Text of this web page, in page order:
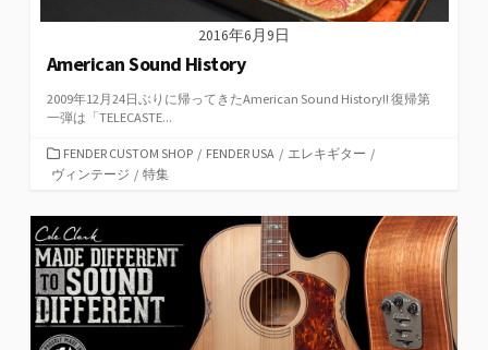
2016年6月9日
American Sound History
2009年12月24日ぶりに帰ってきたAmerican Sound History!! 復帰第
一弾は「TELECASTE...
カ
テ
リ
ー
FENDER CUSTOM SHOP / FENDER USA / エレキギター /
ヴィンテージ / 特集